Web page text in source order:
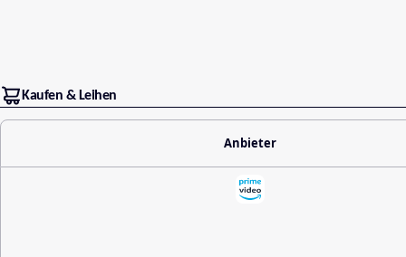
Kaufen & Leihen
Anbieter